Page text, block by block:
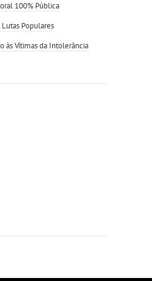
100% Pública
Lutas Populares
às Vítimas da Intolerância